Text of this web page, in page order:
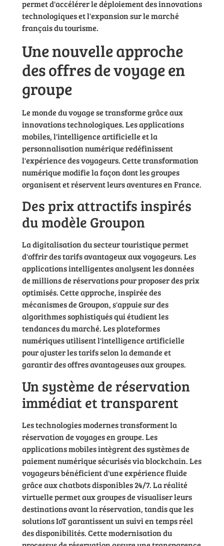
permet d'accélérer le déploiement des innovations
technologiques et l'expansion sur le marché
français du tourisme.
Une nouvelle approche
des offres de voyage en
groupe
Le monde du voyage se transforme grâce aux
innovations technologiques. Les applications
mobiles, l'intelligence artificielle et la
personnalisation numérique redéfinissent
l'expérience des voyageurs. Cette transformation
numérique modifie la façon dont les groupes
organisent et réservent leurs aventures en France.
Des prix attractifs inspirés
du modèle Groupon
La digitalisation du secteur touristique permet
d'offrir des tarifs avantageux aux voyageurs. Les
applications intelligentes analysent les données
de millions de réservations pour proposer des prix
optimisés. Cette approche, inspirée des
mécanismes de Groupon, s'appuie sur des
algorithmes sophistiqués qui étudient les
tendances du marché. Les plateformes
numériques utilisent l'intelligence artificielle
pour ajuster les tarifs selon la demande et
garantir des offres avantageuses aux groupes.
Un système de réservation
immédiat et transparent
Les technologies modernes transforment la
réservation de voyages en groupe. Les
applications mobiles intègrent des systèmes de
paiement numérique sécurisés via blockchain. Les
voyageurs bénéficient d'une expérience fluide
grâce aux chatbots disponibles 24/7. La réalité
virtuelle permet aux groupes de visualiser leurs
destinations avant la réservation, tandis que les
solutions IoT garantissent un suivi en temps réel
des disponibilités. Cette modernisation du